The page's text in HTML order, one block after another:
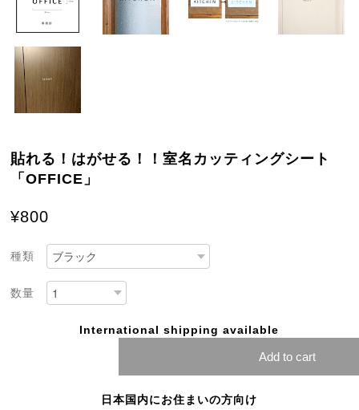
貼れる！はがせる！！室名カッティングシート
「OFFICE」
¥800
種類
数量
International shipping available
Add to cart
日本国内にお住まいの方向け